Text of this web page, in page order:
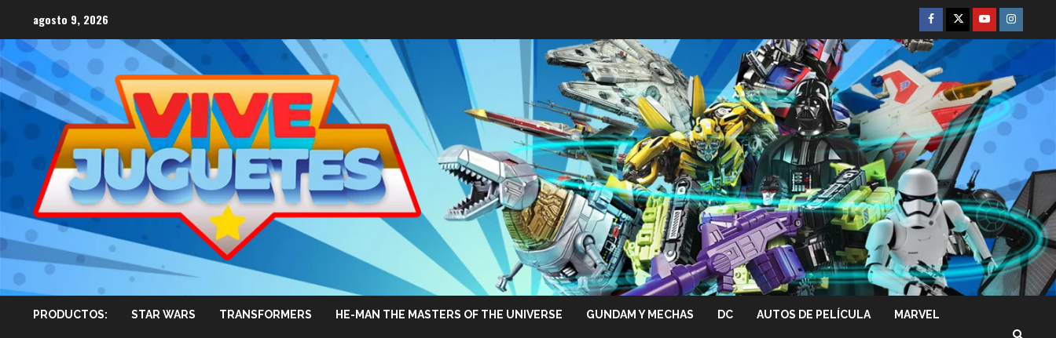
contenido
agosto 9, 2026 Facebook
TwitterYoutube
PRODUCTOS: STAR WARS TRANSFORMERS HE-MAN THE MASTERS OF THE UNIVERSE GUNDAM Y MECHAS DC AUTOS DE PELÍCULA MARVEL